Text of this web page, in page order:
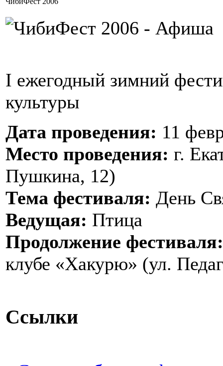
I ежегодный зимний
культуры
Дата проведения: 11
Место проведения: г.
Пушкина, 12)
Тема фестиваля: День
Ведущая: Птица
Продолжение фестиваля:
клубе «Хакурю» (ул.
Ссылки